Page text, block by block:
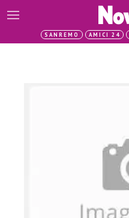
SANREMO AMICI 24